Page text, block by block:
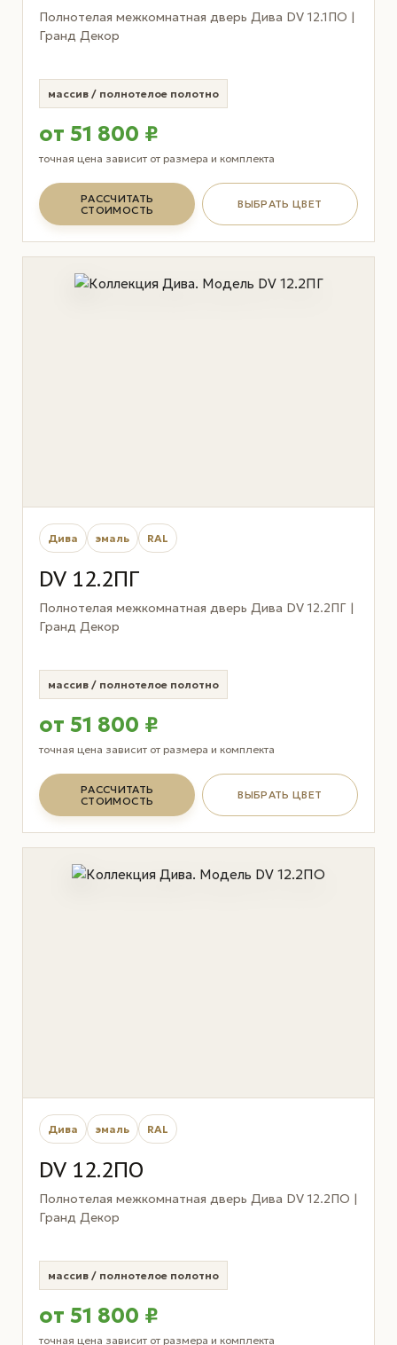
Полнотелая межкомнатная дверь Дива DV 12.1ПО |
Гранд Декор
массив / полнотелое полотно
от 51 800 ₽
точная цена зависит от размера и комплекта
РАССЧИТАТЬ
СТОИМОСТЬ
ВЫБРАТЬ ЦВЕТ
Дива эмаль RAL
DV 12.2ПГ
Полнотелая межкомнатная дверь Дива DV 12.2ПГ |
Гранд Декор
массив / полнотелое полотно
от 51 800 ₽
точная цена зависит от размера и комплекта
РАССЧИТАТЬ
СТОИМОСТЬ
ВЫБРАТЬ ЦВЕТ
Дива эмаль RAL
DV 12.2ПО
Полнотелая межкомнатная дверь Дива DV 12.2ПО |
Гранд Декор
массив / полнотелое полотно
от 51 800 ₽
точная цена зависит от размера и комплекта